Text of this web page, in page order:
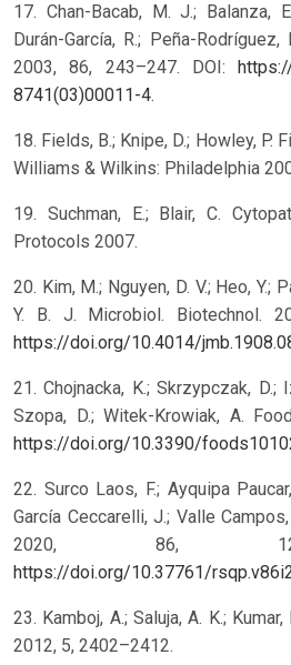
17. Chan-Bacab, M. J.; Balanza,
Durán-García, R.; Peña-
2003, 86, 243–247. DOI:
8741(03)00011-4.
18. Fields, B.; Knipe, D.; Howley, P.
Williams & Wilkins: Philadelphia
19. Suchman, E.; Blair, C.
Protocols 2007.
20. Kim, M.; Nguyen, D. V.; Heo, Y.;
Y. B. J. Microbiol. Biotechnol.
https://doi.org/10.4014/
21. Chojnacka, K.; Skrzypczak, D.;
Szopa, D.; Witek-Krowiak, A.
https://doi.org/10.3390/
22. Surco Laos, F.; Ayquipa
García Ceccarelli, J.; Valle
2020, 86,
https://doi.org/10.37761/
23. Kamboj, A.; Saluja, A. K.;
2012, 5, 2402–2412.